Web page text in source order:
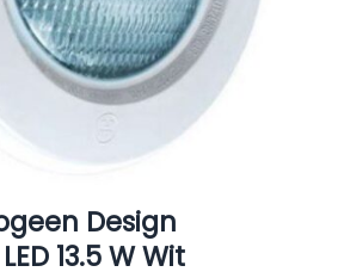
Design
13.5 W Wit